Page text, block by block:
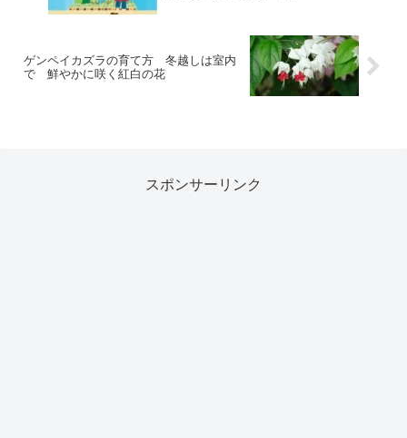
ゲンペイカズラの育て方 冬越しは室内
で 鮮やかに咲く紅白の花
スポンサーリンク